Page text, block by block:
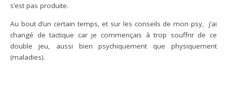
s’est pas produite.
Au bout d’un certain temps, et sur les conseils de mon psy, j’ai
changé de tactique car je commençais à trop souffrir de ce
double jeu, aussi bien psychiquement que physiquement
(maladies).